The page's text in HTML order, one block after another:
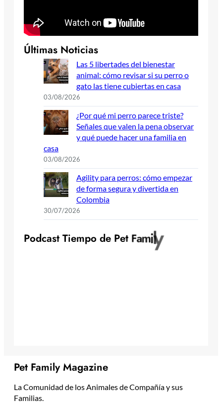
Últimas Noticias
Las 5 libertades del bienestar
animal: cómo revisar si su perro o
gato las tiene cubiertas en casa
03/08/2026
¿Por qué mi perro parece triste?
Señales que valen la pena observar
y qué puede hacer una familia en
casa
03/08/2026
Agility para perros: cómo empezar
de forma segura y divertida en
Colombia
30/07/2026
Podcast Tiempo de Pet Family
Pet Family Magazine
La Comunidad de los Animales de Compañía y sus
Familias.